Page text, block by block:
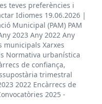
teves preferències i
Idiomes 19.06.2026 |
Municipal (PAM) PAM
2023 Any 2022 Any
municipals Xarxes
Normativa urbanística
de confiança,
trimestral
2022 Encàrrecs de
2025 -